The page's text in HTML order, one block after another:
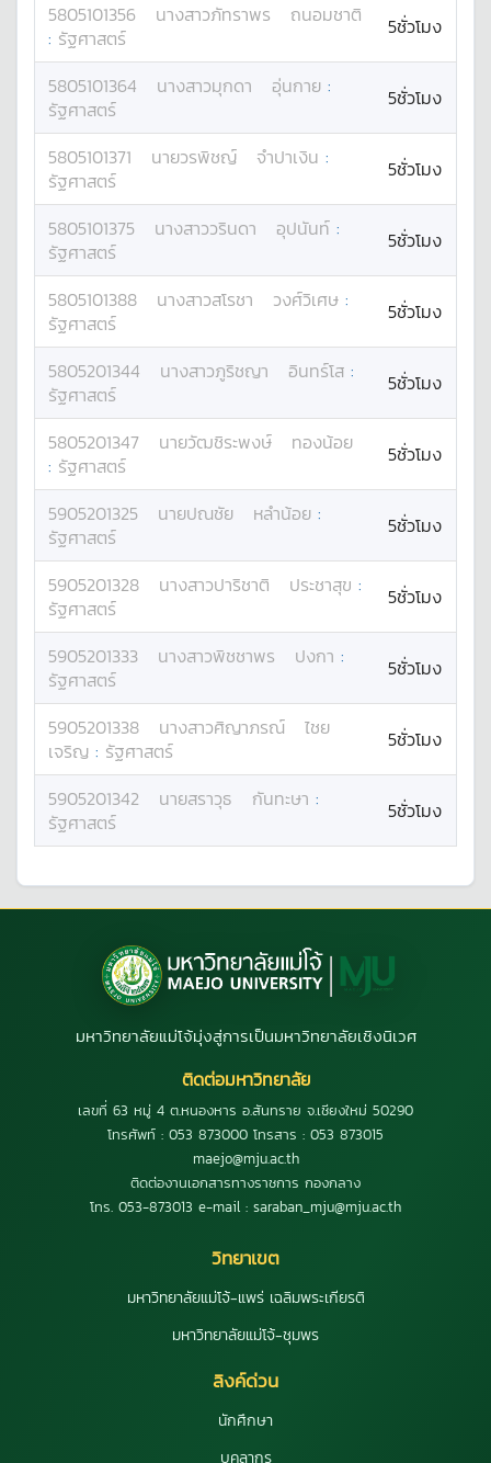
5805101356 นางสาวภัทราพร
ถนอมชาติ
: รัฐศาสตร์ 5ชั่วโมง
5805101364 นางสาวมุกดา อุ่นกาย :
รัฐศาสตร์
5ชั่วโมง
5805101371 นายวรพิชญ์ จำปาเงิน :
รัฐศาสตร์
5ชั่วโมง
5805101375 นางสาววรินดา อุปนันท์ :
รัฐศาสตร์
5ชั่วโมง
5805101388 นางสาวสโรชา วงศ์วิเศษ :
รัฐศาสตร์
5ชั่วโมง
5805201344 นางสาวภูริชญา อินทร์โส :
รัฐศาสตร์
5ชั่วโมง
5805201347 นายวัฒชิระพงษ์
ทองน้อย
: รัฐศาสตร์ 5ชั่วโมง
5905201325 นายปณชัย หลำน้อย :
รัฐศาสตร์
5ชั่วโมง
5905201328 นางสาวปาริชาติ ประชาสุข :
รัฐศาสตร์
5ชั่วโมง
5905201333 นางสาวพิชชาพร ปงกา :
รัฐศาสตร์
5ชั่วโมง
5905201338 นางสาวศิญาภรณ์
ไชย
เจริญ : รัฐศาสตร์ 5ชั่วโมง
5905201342 นายสราวุธ กันทะษา :
รัฐศาสตร์
5ชั่วโมง
มหาวิทยาลัยแม่โจ้มุ่งสู่การเป็นมหาวิทยาลัยเชิงนิเวศ
ติดต่อมหาวิทยาลัย
เลขที่ 63 หมู่ 4 ต.หนองหาร อ.สันทราย จ.เชียงใหม่ 50290
โทรศัพท์ : 053 873000 โทรสาร : 053 873015
maejo@mju.ac.th
ติดต่องานเอกสารทางราชการ กองกลาง
โทร. 053-873013 e-mail : saraban_mju@mju.ac.th
วิทยาเขต
มหาวิทยาลัยแม่โจ้-แพร่ เฉลิมพระเกียรติ
มหาวิทยาลัยแม่โจ้-ชุมพร
ลิงค์ด่วน
นักศึกษา
บุคลากร